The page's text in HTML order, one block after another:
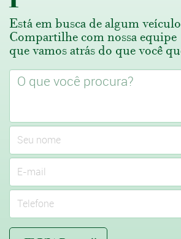
Está em busca de algum
Compartilhe com nossa equipe
que vamos atrás do que você